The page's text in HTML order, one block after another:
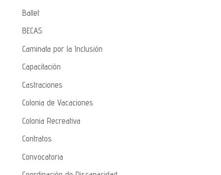
Ballet
BECAS
Caminata por la Inclusión
Capacitación
Castraciones
Colonia de Vacaciones
Colonia Recreativa
Contratos
Convocatoria